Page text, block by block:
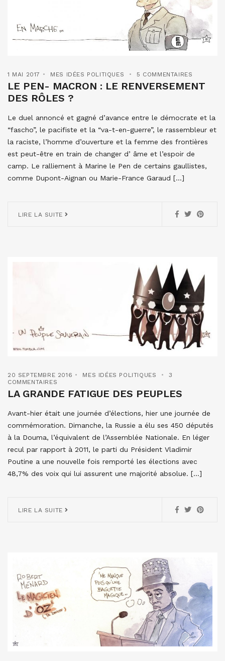
1 MAI 2017 MES IDÉES POLITIQUES 5 COMMENTAIRES
LE PEN- MACRON : LE RENVERSEMENT
DES RÔLES ?
Le duel annoncé et gagné d’avance entre le démocrate et la
“fascho”, le pacifiste et la “va-t-en-guerre”, le rassembleur et
la raciste, l’homme d’ouverture et la femme des frontières
est peut-être en train de changer d’ âme et l’espoir de
camp. Le ralliement à Marine le Pen de certains gaullistes,
comme Dupont-Aignan ou Marie-France Garaud […]
LIRE LA SUITE
20 SEPTEMBRE 2016 MES IDÉES POLITIQUES
3
COMMENTAIRES
LA GRANDE FATIGUE DES PEUPLES
Avant-hier était une journée d’élections, hier une journée de
commémoration. Dimanche, la Russie a élu ses 450 députés
à la Douma, l’équivalent de l’Assemblée Nationale. En léger
recul par rapport à 2011, le parti du Président Vladimir
Poutine a une nouvelle fois remporté les élections avec
48,7% des voix qui lui assurent une majorité absolue. […]
LIRE LA SUITE